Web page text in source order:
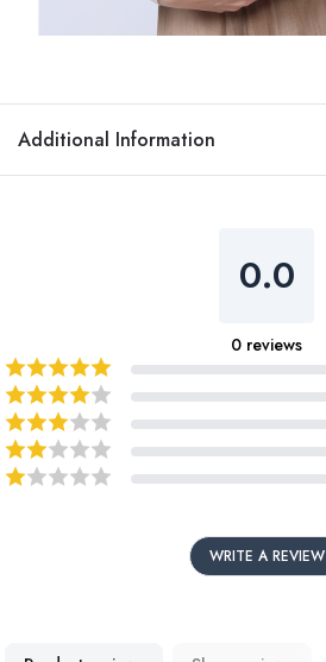
Additional Information
0.0
0 reviews
WRITE A REVIEW